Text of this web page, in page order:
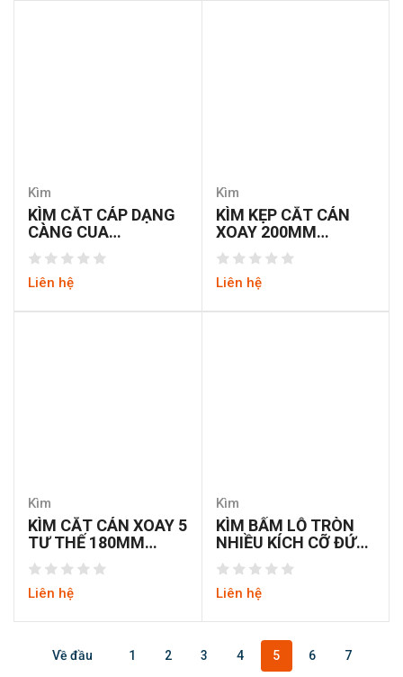
Kìm
KÌM CẮT CÁP DẠNG
CÀNG CUA
6INCHES/160MM
WORKPRO W031010
Liên hệ
Kìm
KÌM KẸP CẮT CÁN
XOAY 200MM
WORKPRO W031183
Liên hệ
Kìm
KÌM CẮT CÁN XOAY 5
TƯ THẾ 180MM
WORKPRO W031184
Liên hệ
Kìm
KÌM BẤM LỖ TRÒN
NHIỀU KÍCH CỠ ĐỨC
MASTERPROOF
18350
Liên hệ
Về đầu 1 2 3 4 5 6 7